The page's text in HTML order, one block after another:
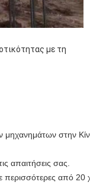
μηχανημάτων στην
απαιτήσεις σας.
περισσότερες από